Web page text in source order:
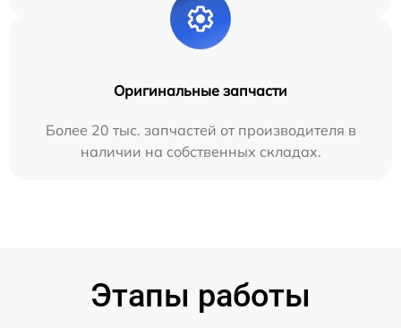
Оригинальные запчасти
Более 20 тыс. запчастей от производителя в
наличии на собственных складах.
Этапы работы